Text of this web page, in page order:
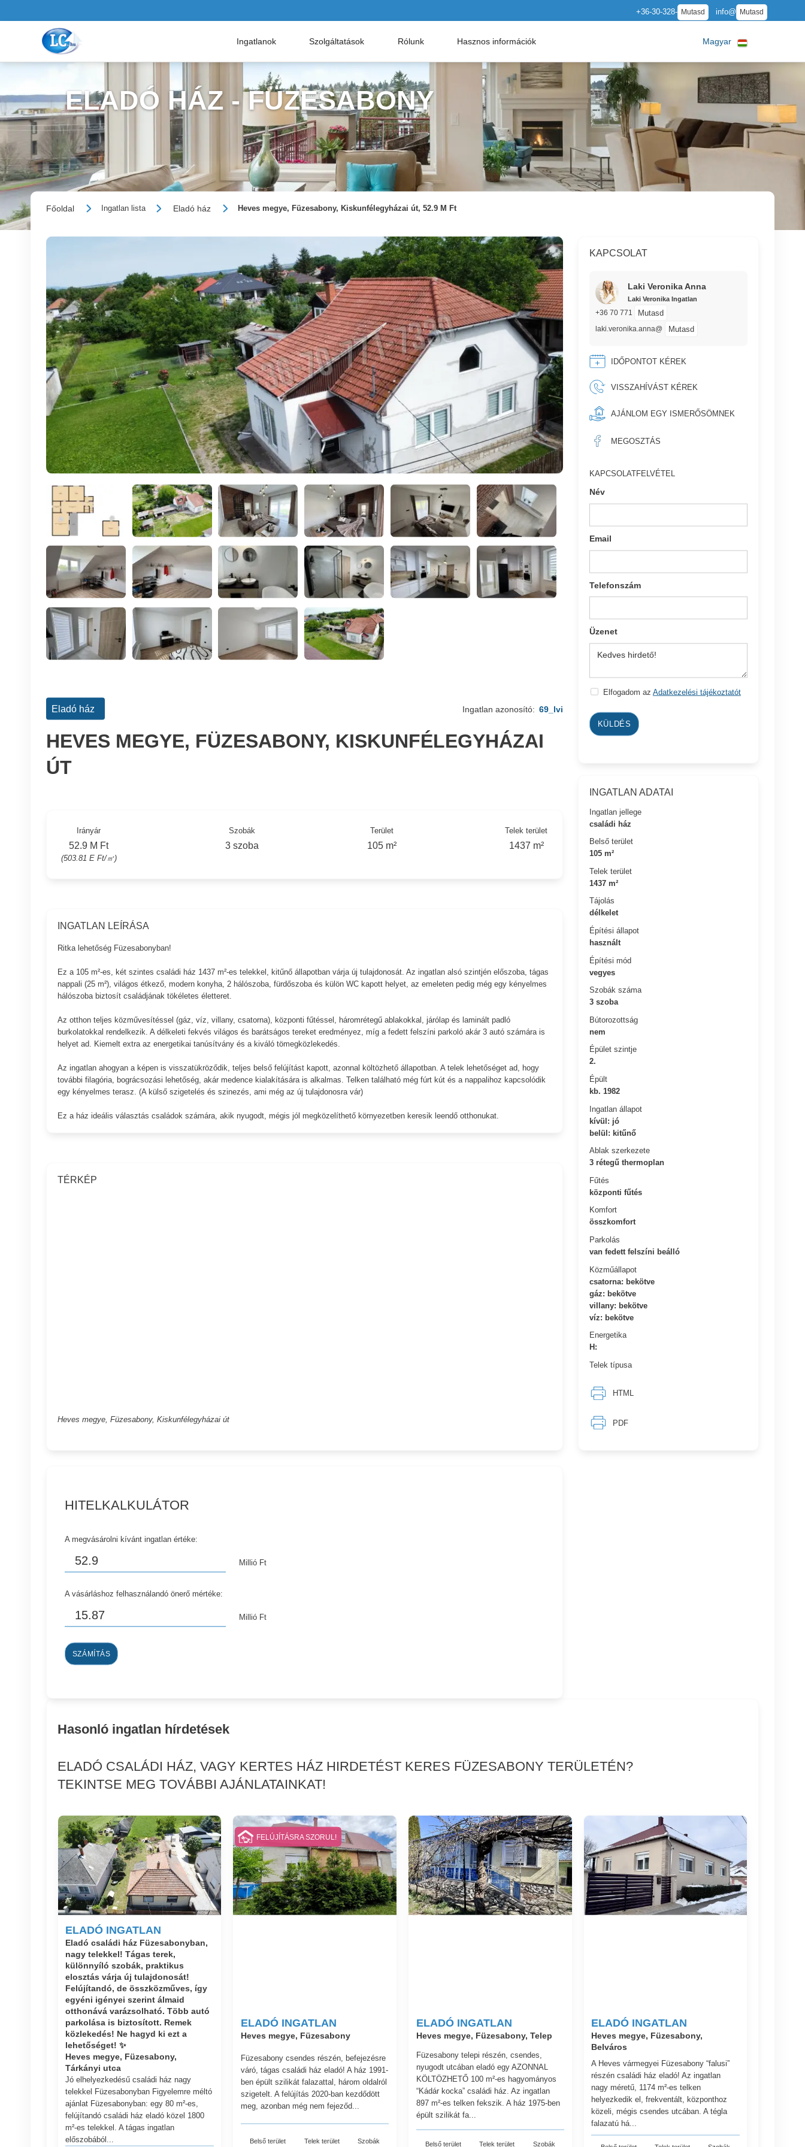
+36-30-328- Mutasd info@ Mutasd
Ingatlanok Szolgáltatások Rólunk Hasznos információk Magyar
ELADÓ HÁZ - FÜZESABONY
Főoldal Ingatlan lista Eladó ház Heves megye, Füzesabony, Kiskunfélegyházai út, 52.9 M Ft
KAPCSOLAT
Laki Veronika Anna
Laki Veronika Ingatlan
+36 70 771 Mutasd
laki.veronika.anna@ Mutasd
IDŐPONTOT KÉREK
VISSZAHÍVÁST KÉREK
AJÁNLOM EGY ISMERŐSÖMNEK
MEGOSZTÁS
KAPCSOLATFELVÉTEL
Név
Email
Telefonszám
Üzenet
Elfogadom az Adatkezelési tájékoztatót
KÜLDÉS
INGATLAN ADATAI
Ingatlan jellege
családi ház
Belső terület
105 m²
Telek terület
1437 m²
Tájolás
délkelet
Építési állapot
használt
Építési mód
vegyes
Szobák száma
3 szoba
Bútorozottság
nem
Épület szintje
2.
Épült
kb. 1982
Ingatlan állapot
kívül: jó
belül: kitűnő
Ablak szerkezete
3 rétegű thermoplan
Fűtés
központi fűtés
Komfort
összkomfort
Parkolás
van fedett felszíni beálló
Közműállapot
csatorna: bekötve
gáz: bekötve
villany: bekötve
víz: bekötve
Energetika
H:
Telek típusa
HTML
PDF
Eladó ház Ingatlan azonosító: 69_lvi
HEVES MEGYE, FÜZESABONY, KISKUNFÉLEGYHÁZAI
ÚT
Irányár
52.9 M Ft
(503.81 E Ft/㎡)
Szobák
3 szoba
Terület
105 m²
Telek terület
1437 m²
INGATLAN LEÍRÁSA
Ritka lehetőség Füzesabonyban!
Ez a 105 m²-es, két szintes családi ház 1437 m²-es telekkel, kitűnő állapotban várja új tulajdonosát. Az ingatlan alsó szintjén előszoba, tágas
nappali (25 m²), világos étkező, modern konyha, 2 hálószoba, fürdőszoba és külön WC kapott helyet, az emeleten pedig még egy kényelmes
hálószoba biztosít családjának tökéletes életteret.
Az otthon teljes közművesítéssel (gáz, víz, villany, csatorna), központi fűtéssel, háromrétegű ablakokkal, járólap és laminált padló
burkolatokkal rendelkezik. A délkeleti fekvés világos és barátságos tereket eredményez, míg a fedett felszíni parkoló akár 3 autó számára is
helyet ad. Kiemelt extra az energetikai tanúsítvány és a kiváló tömegközlekedés.
Az ingatlan ahogyan a képen is visszatükröződik, teljes belső felújítást kapott, azonnal költözhető állapotban. A telek lehetőséget ad, hogy
további filagória, bográcsozási lehetőség, akár medence kialakítására is alkalmas. Telken található még fúrt kút és a nappalihoz kapcsolódik
egy kényelmes terasz. (A külső szigetelés és szinezés, ami még az új tulajdonosra vár)
Ez a ház ideális választás családok számára, akik nyugodt, mégis jól megközelíthető környezetben keresik leendő otthonukat.
TÉRKÉP
Heves megye, Füzesabony, Kiskunfélegyházai út
HITELKALKULÁTOR
A megvásárolni kívánt ingatlan értéke:
Millió Ft
A vásárláshoz felhasználandó önerő mértéke:
Millió Ft
SZÁMÍTÁS
Hasonló ingatlan hírdetések
ELADÓ CSALÁDI HÁZ, VAGY KERTES HÁZ HIRDETÉST KERES FÜZESABONY TERÜLETÉN?
TEKINTSE MEG TOVÁBBI AJÁNLATAINKAT!
ELADÓ INGATLAN
Eladó családi ház Füzesabonyban,
nagy telekkel! Tágas terek,
különnyíló szobák, praktikus
elosztás várja új tulajdonosát!
Felújítandó, de összközműves, így
egyéni igényei szerint álmaid
otthonává varázsolható. Több autó
parkolása is biztosított. Remek
közlekedés! Ne hagyd ki ezt a
lehetőséget! ✨
Heves megye, Füzesabony,
Tárkányi utca
Jó elhelyezkedésű családi ház nagy
telekkel Füzesabonyban Figyelemre méltó
ajánlat Füzesabonyban: egy 80 m²-es,
felújítandó családi ház eladó közel 1800
m²-es telekkel. A tágas ingatlan
előszobából...
ELADÓ INGATLAN
Heves megye, Füzesabony
Füzesabony csendes részén, befejezésre
váró, tágas családi ház eladó! A ház 1991-
ben épült szilikát falazattal, három oldalról
szigetelt. A felújítás 2020-ban kezdődött
meg, azonban még nem fejeződ...
Belső terület Telek terület Szobák
FELÚJÍTÁSRA SZORUL!
ELADÓ INGATLAN
Heves megye, Füzesabony, Telep
Füzesabony telepi részén, csendes,
nyugodt utcában eladó egy AZONNAL
KÖLTÖZHETŐ 100 m²-es hagyományos
“Kádár kocka” családi ház. Az ingatlan
897 m²-es telken fekszik. A ház 1975-ben
épült szilikát fa...
Belső terület Telek terület Szobák
ELADÓ INGATLAN
Heves megye, Füzesabony,
Belváros
A Heves vármegyei Füzesabony “falusi”
részén családi ház eladó! Az ingatlan
nagy méretű, 1174 m²-es telken
helyezkedik el, frekventált, központhoz
közeli, mégis csendes utcában. A tégla
falazatú há...